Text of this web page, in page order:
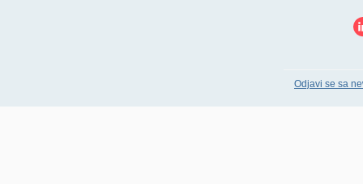
Odjavi se sa